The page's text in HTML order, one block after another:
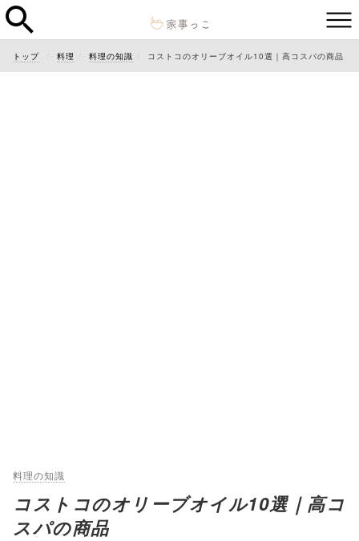
トップ 料理 料理の知識 コストコのオリーブオイル10選｜高コスパの商品
料理の知識
コストコのオリーブオイル10選｜高コ
スパの商品